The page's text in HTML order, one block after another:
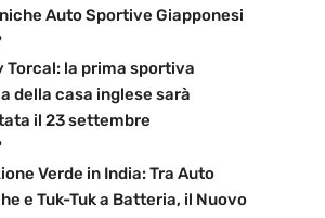
Auto Sportive Giapponesi
Torcal: la prima sportiva
della casa inglese sarà
il 23 settembre
Verde in India: Tra Auto
e Tuk-Tuk a Batteria, il Nuovo